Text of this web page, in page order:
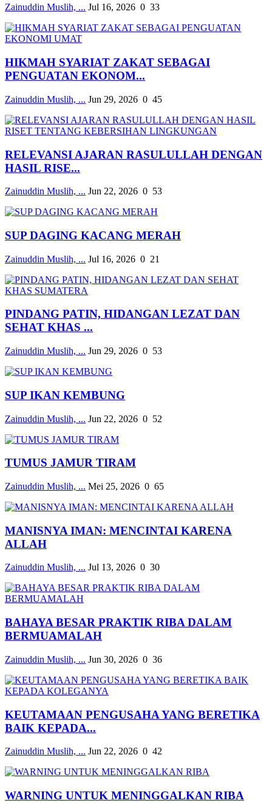
Zainuddin Muslih, ... Jul 16, 2026 0 33
HIKMAH SYARIAT ZAKAT SEBAGAI
PENGUATAN EKONOM...
Zainuddin Muslih, ... Jun 29, 2026 0 45
RELEVANSI AJARAN RASULULLAH DENGAN
HASIL RISE...
Zainuddin Muslih, ... Jun 22, 2026 0 53
SUP DAGING KACANG MERAH
Zainuddin Muslih, ... Jul 16, 2026 0 21
PINDANG PATIN, HIDANGAN LEZAT DAN
SEHAT KHAS ...
Zainuddin Muslih, ... Jun 29, 2026 0 53
SUP IKAN KEMBUNG
Zainuddin Muslih, ... Jun 22, 2026 0 52
TUMUS JAMUR TIRAM
Zainuddin Muslih, ... Mei 25, 2026 0 65
MANISNYA IMAN: MENCINTAI KARENA
ALLAH
Zainuddin Muslih, ... Jul 13, 2026 0 30
BAHAYA BESAR PRAKTIK RIBA DALAM
BERMUAMALAH
Zainuddin Muslih, ... Jun 30, 2026 0 36
KEUTAMAAN PENGUSAHA YANG BERETIKA
BAIK KEPADA...
Zainuddin Muslih, ... Jun 22, 2026 0 42
WARNING UNTUK MENINGGALKAN RIBA